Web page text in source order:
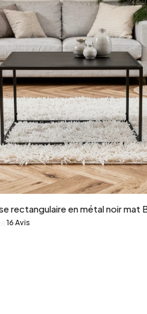
Ajouter au panier
rectangulaire en métal noir mat
&
16 Avis